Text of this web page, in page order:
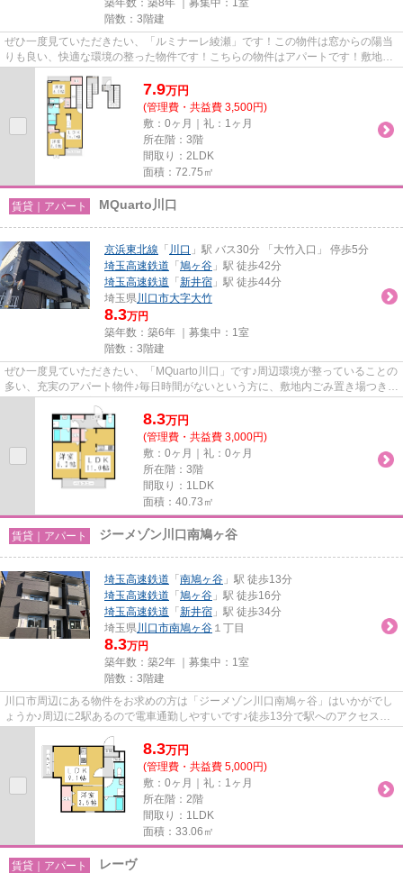
築年数：築8年 ｜募集中： 1室
階数：3階建
ぜひ一度見ていただきたい、「ルミナーレ綾瀬」です！この物件は窓からの陽当
りも良い、快適な環境の整った物件です！こちらの物件はアパートです！敷地内
7.9万円
(管理費・共益費 3,500円)
敷：0ヶ月｜礼：1ヶ月
所在階：3階
間取り：2LDK
面積：72.75㎡
賃貸｜アパート MQuarto川口
京浜東北線 「 川口 」駅 バス30分 「大竹入口」 停歩5分
埼玉高速鉄道 「 鳩ヶ谷 」駅 徒歩42分
埼玉高速鉄道 「 新井宿 」駅 徒歩44分
埼玉県川口市大字大竹
8.3万円
築年数：築6年 ｜募集中： 1室
階数：3階建
ぜひ一度見ていただきたい、「MQuarto川口」です♪周辺環境が整っていることの
多い、充実のアパート物件♪毎日時間がないという方に、敷地内ごみ置き場つきの
8.3万円
(管理費・共益費 3,000円)
敷：0ヶ月｜礼：0ヶ月
所在階：3階
間取り：1LDK
面積：40.73㎡
賃貸｜アパート ジーメゾン川口南鳩ヶ谷
埼玉高速鉄道 「 南鳩ヶ谷 」駅 徒歩13分
埼玉高速鉄道 「 鳩ヶ谷 」駅 徒歩16分
埼玉高速鉄道 「 新井宿 」駅 徒歩34分
埼玉県川口市南鳩ヶ谷 １丁目
8.3万円
築年数：築2年 ｜募集中： 1室
階数：3階建
川口市周辺にある物件をお求めの方は「ジーメゾン川口南鳩ヶ谷」はいかがでし
ょうか♪周辺に2駅あるので電車通勤しやすいです♪徒歩13分で駅へのアクセスが
8.3万円
(管理費・共益費 5,000円)
敷：0ヶ月｜礼：1ヶ月
所在階：2階
間取り：1LDK
面積：33.06㎡
賃貸｜アパート レーヴ